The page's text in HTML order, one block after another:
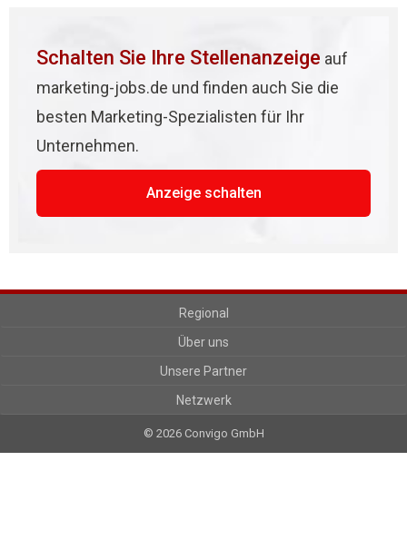
Schalten Sie Ihre Stellenanzeige auf
marketing-jobs.de und finden auch Sie die
besten Marketing-Spezialisten für Ihr
Unternehmen.
Anzeige schalten
Regional
Über uns
Unsere Partner
Netzwerk
© 2026 Convigo GmbH